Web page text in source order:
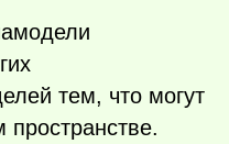
тем, что могут
пространстве.